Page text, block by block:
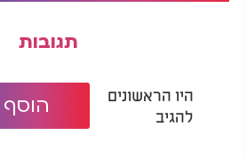
תגובות
היו הראשונים
להגיב